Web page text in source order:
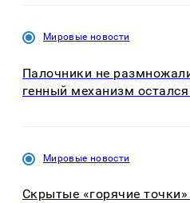
Мировые новости
Палочники не
генный механизм
Мировые новости
Скрытые «горячие